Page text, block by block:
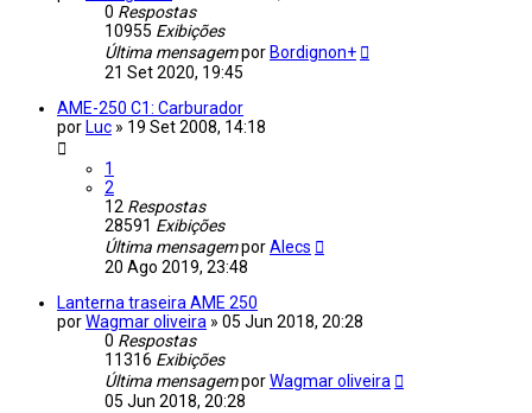
0 Respostas
10955 Exibições
Última mensagempor Bordignon+
21 Set 2020, 19:45
AME-250 C1: Carburador
por Luc » 19 Set 2008, 14:18
1
2
12 Respostas
28591 Exibições
Última mensagemporAlecs
20 Ago 2019, 23:48
Lanterna traseira AME 250
porWagmar oliveira » 05 Jun 2018, 20:28
0 Respostas
11316 Exibições
Última mensagemporWagmar oliveira
05 Jun 2018, 20:28